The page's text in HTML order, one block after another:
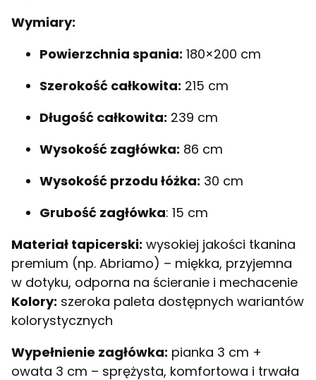
Wymiary:
Powierzchnia spania: 180×200 cm
Szerokość całkowita: 215 cm
Długość całkowita: 239 cm
Wysokość zagłówka: 86 cm
Wysokość przodu łóżka: 30 cm
Grubość zagłówka: 15 cm
Materiał tapicerski: wysokiej jakości tkanina
premium (np. Abriamo) – miękka, przyjemna
w dotyku, odporna na ścieranie i mechacenie
Kolory: szeroka paleta dostępnych wariantów
kolorystycznych
Wypełnienie zagłówka: pianka 3 cm +
owata 3 cm – sprężysta, komfortowa i trwała